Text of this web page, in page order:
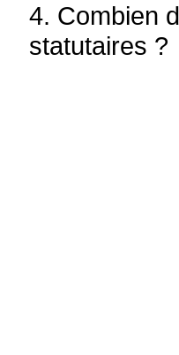
4. Combien
statutaires ?